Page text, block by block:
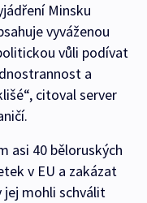
Minsku
vyváženou
vůli podívat
a
citoval server
asi 40 běloruských
v EU a zakázat
jej mohli schválit